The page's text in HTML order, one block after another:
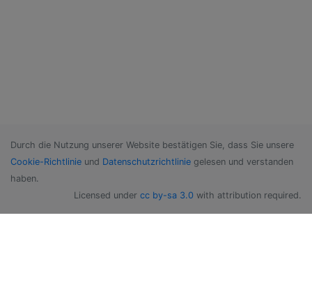
Durch die Nutzung unserer Website bestätigen Sie, dass Sie unsere
Cookie-Richtlinie und Datenschutzrichtlinie gelesen und verstanden
haben.
Licensed under cc by-sa 3.0 with attribution required.